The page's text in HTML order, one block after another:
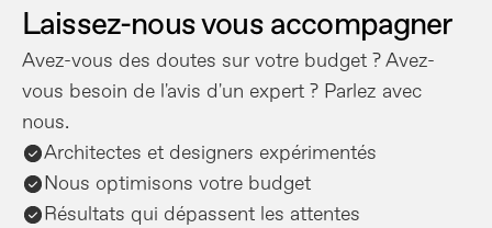
Laissez-nous vous accompagner
Avez-vous des doutes sur votre budget ? Avez-
vous besoin de l'avis d'un expert ? Parlez avec
nous.
Architectes et designers expérimentés
Nous optimisons votre budget
Résultats qui dépassent les attentes